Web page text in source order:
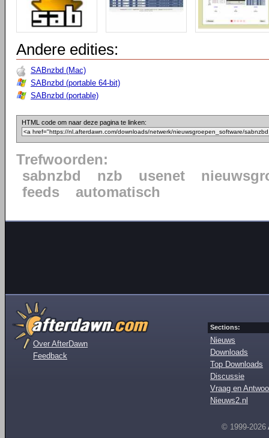
Andere edities:
SABnzbd (Mac)
SABnzbd (portable 64-bit)
SABnzbd (portable)
HTML code om naar deze pagina te linken:
Trefwoorden:
sabnzbd
nzb usenet
feeds
automatisch
Over AfterDawn
Feedback
Sections:
Nieuws
Downloads
Top Downloads
Discussie
Vraag en
Nieuws2.nl
© 1999-2026